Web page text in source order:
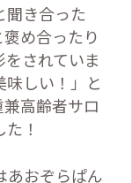
聞き合った
め合ったり
されていま
味しい！」と
高齢者サロ
！
あおぞらぱん